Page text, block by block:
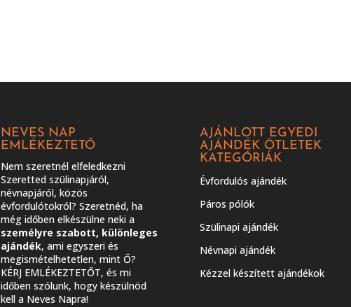
NEVES NAP
EMLÉKEZTETŐ
Nem szeretnél elfeledkezni
Szeretted szülinapjáról,
névnapjáról, közös
évfordulótokról? Szeretnéd, ha
még időben elkészülne neki a
személyre szabott, különleges
ajándék, ami egyszeri és
megismételhetetlen, mint Ő?
KÉRJ EMLÉKEZTETŐT, és mi
időben szólunk, hogy készülnöd
kell a Neves Napra!
AJÁNLOTT EGYEDI
AJÁNDÉK ÖTLETEK
KATEGÓRIÁK
Évfordulós ajándék
Páros pólók
Szülinapi ajándék
Névnapi ajándék
Kézzel készített ajándékok